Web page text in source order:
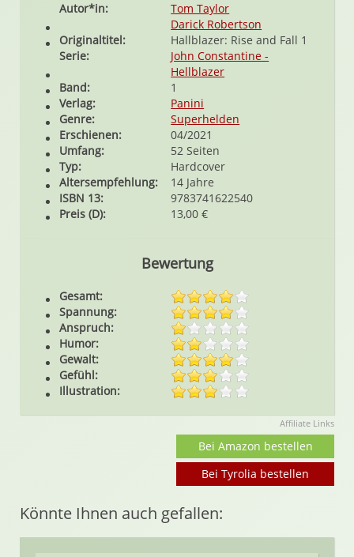
Autor*in:
Tom Taylor
Darick Robertson
Originaltitel:
Hallblazer: Rise and Fall 1
Serie:
John Constantine -
Hellblazer
Band:
1
Verlag:
Panini
Genre:
Superhelden
Erschienen:
04/2021
Umfang:
52 Seiten
Typ:
Hardcover
Altersempfehlung:
14 Jahre
ISBN 13:
9783741622540
Preis (D):
13,00 €
Bewertung
Gesamt:
Spannung:
Anspruch:
Humor:
Gewalt:
Gefühl:
Illustration:
Affiliate Links
Bei Amazon bestellen
Bei Tyrolia bestellen
Könnte Ihnen auch gefallen: